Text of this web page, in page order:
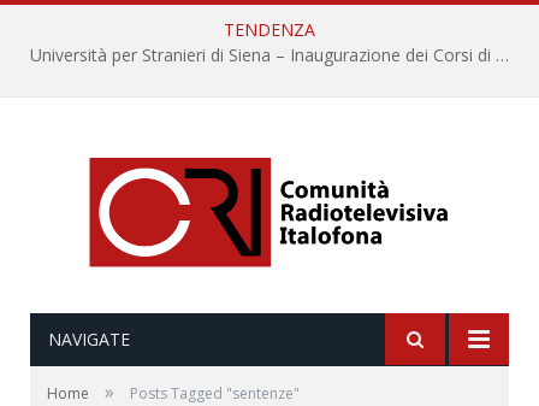
TENDENZA
Università per Stranieri di Siena – Inaugurazione dei Corsi di Lingua e Cultura Italiana, 109a annata
NAVIGATE
Home » Posts Tagged "sentenze"